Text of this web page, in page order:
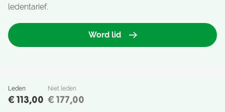
Leden
€ 113,00
Niet leden
€ 177,00
ledentarief.
Word lid
Nivon Natuurvrienden Copyright